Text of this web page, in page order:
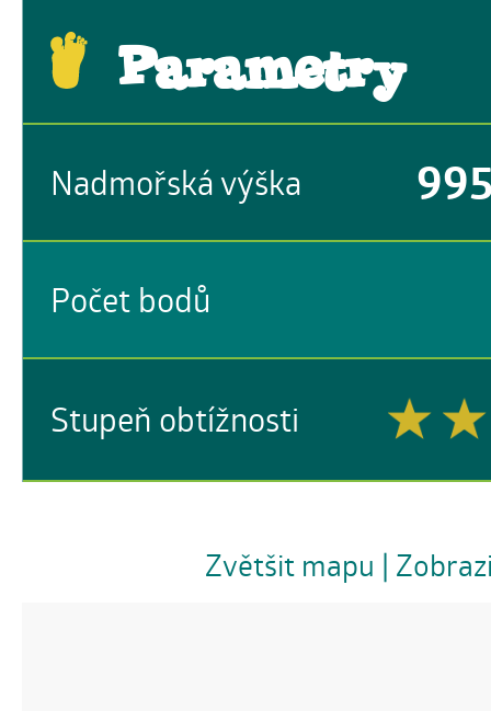
Parametry
Nadmořská výška
Počet bodů
Stupeň obtížnosti
Zvětšit mapu |